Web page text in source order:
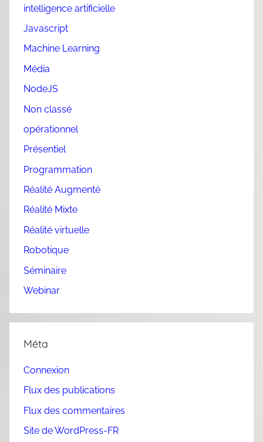
intelligence artificielle
Javascript
Machine Learning
Média
NodeJS
Non classé
opérationnel
Présentiel
Programmation
Réalité Augmenté
Réalité Mixte
Réalité virtuelle
Robotique
Séminaire
Webinar
Méta
Connexion
Flux des publications
Flux des commentaires
Site de WordPress-FR